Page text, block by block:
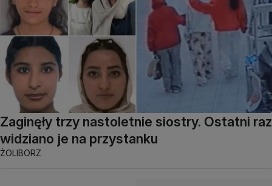
Zaginęły trzy nastoletnie siostry. Ostatni raz
widziano je na przystanku
ŻOLIBORZ